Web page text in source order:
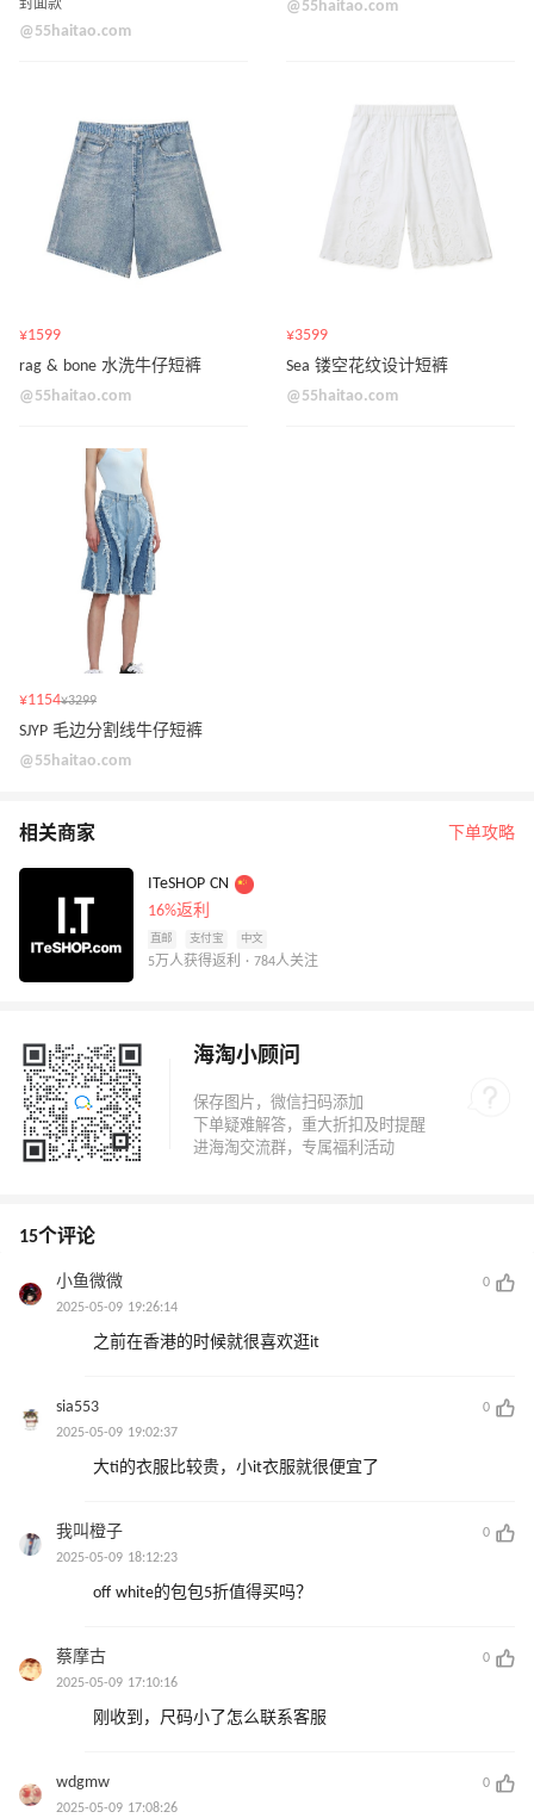
封面款
@55haitao.com
@55haitao.com
¥1599
rag & bone 水洗牛仔短裤
@55haitao.com
¥3599
Sea 镂空花纹设计短裤
@55haitao.com
¥1154¥3299
SJYP 毛边分割线牛仔短裤
@55haitao.com
相关商家 下单攻略
ITeSHOP CN
16%返利
直邮 支付宝 中文
5万人获得返利 · 784人关注
海淘小顾问
15个评论
小鱼微微
0
2025-05-09 19:26:14
之前在香港的时候就很喜欢逛it
sia553
0
2025-05-09 19:02:37
大ti的衣服比较贵，小it衣服就很便宜了
我叫橙子
0
2025-05-09 18:12:23
off white的包包5折值得买吗？
蔡摩古
0
2025-05-09 17:10:16
刚收到，尺码小了怎么联系客服
wdgmw
0
2025-05-09 17:08:26